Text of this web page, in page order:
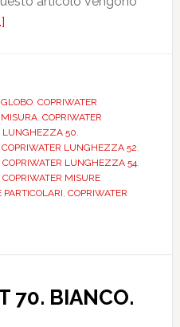
DEDICATO.
MAM05009VT
, COPRIWATER
MISURA, COPRIWATER
LUNGHEZZA 50,
COPRIWATER LUNGHEZZA 52,
COPRIWATER LUNGHEZZA 54,
COPRIWATER MISURE
PARTICOLARI, COPRIWATER
70. BIANCO.